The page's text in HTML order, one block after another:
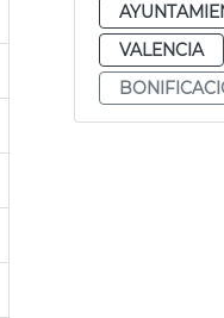
VALENCIA